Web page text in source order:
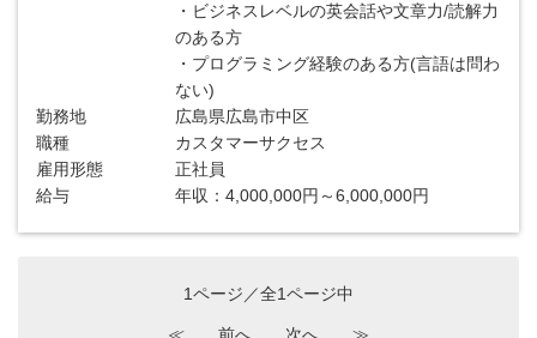
・ビジネスレベルの英会話や文章力/読解力
のある方
・プログラミング経験のある方(言語は問わ
ない)
勤務地
広島県広島市中区
職種
カスタマーサクセス
雇用形態
正社員
給与
年収：4,000,000円～6,000,000円
1ページ／全1ページ中